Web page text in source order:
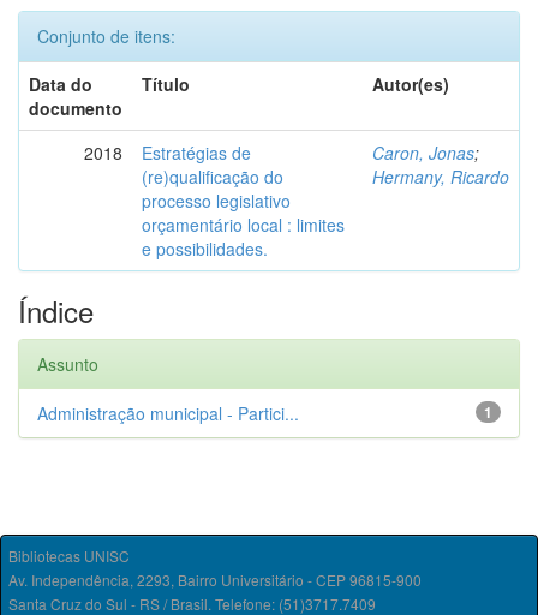
Conjunto de itens:
Data do
documento
Título Autor(es)
2018
Estratégias de
(re)qualificação do
processo legislativo
orçamentário local : limites
e possibilidades.
Caron, Jonas;
Hermany, Ricardo
Índice
Assunto
1
Administração municipal - Partici...
Bibliotecas UNISC
Av. Independência, 2293, Bairro Universitário - CEP 96815-900
Santa Cruz do Sul - RS / Brasil. Telefone: (51)3717.7409